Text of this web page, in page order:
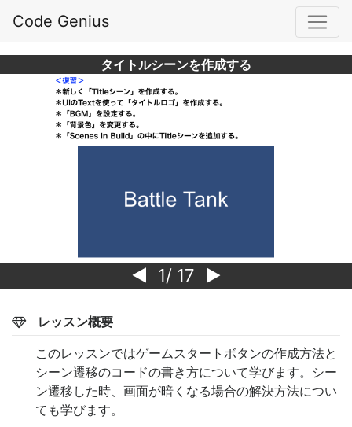
Code Genius
タイトルシーンを作成する
1/ 17
レッスン概要
このレッスンではゲームスタートボタンの作成方法と
シーン遷移のコードの書き方について学びます。シー
ン遷移した時、画面が暗くなる場合の解決方法につい
ても学びます。